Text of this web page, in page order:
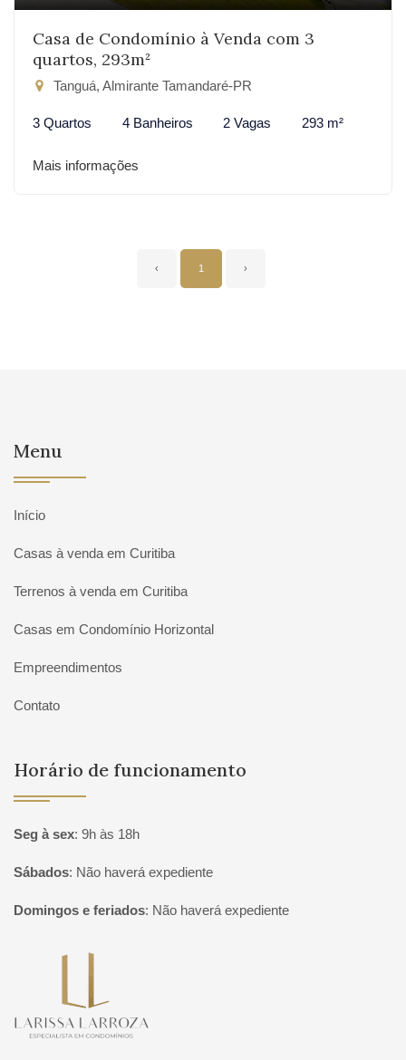
Casa de Condomínio à Venda com 3
quartos, 293m²
Tanguá, Almirante Tamandaré-PR
3 Quartos 4 Banheiros 2 Vagas 293 m²
Mais informações
‹ 1 ›
Menu
Início
Casas à venda em Curitiba
Terrenos à venda em Curitiba
Casas em Condomínio Horizontal
Empreendimentos
Contato
Horário de funcionamento
Seg à sex: 9h às 18h
Sábados: Não haverá expediente
Domingos e feriados: Não haverá expediente